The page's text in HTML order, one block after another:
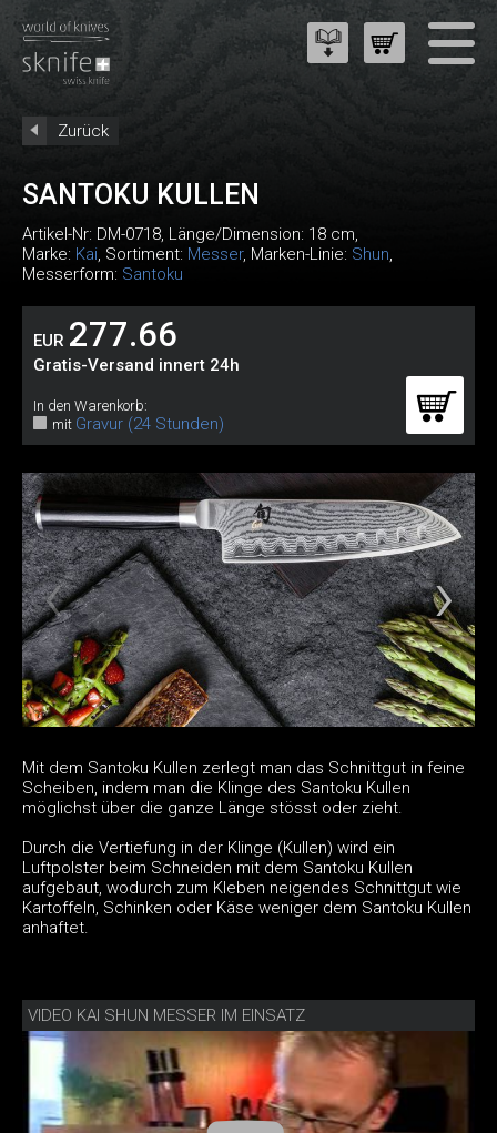
Zurück
SANTOKU KULLEN
Artikel-Nr: DM-0718, Länge/Dimension: 18 cm,
Marke: Kai, Sortiment: Messer, Marken-Linie: Shun,
Messerform: Santoku
EUR 277.66
Gratis-Versand innert 24h
In den Warenkorb:
mit Gravur (24 Stunden)
Mit dem Santoku Kullen zerlegt man das Schnittgut in feine
Scheiben, indem man die Klinge des Santoku Kullen
möglichst über die ganze Länge stösst oder zieht.
Durch die Vertiefung in der Klinge (Kullen) wird ein
Luftpolster beim Schneiden mit dem Santoku Kullen
aufgebaut, wodurch zum Kleben neigendes Schnittgut wie
Kartoffeln, Schinken oder Käse weniger dem Santoku Kullen
anhaftet.
VIDEO KAI SHUN MESSER IM EINSATZ